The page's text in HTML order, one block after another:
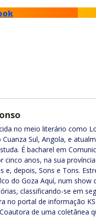
no meio literário como
Cuanza Sul, Angola, e
É bacharel em
cinco anos, na sua
e, depois, Sons e Tons.
do Goza Aquí, num
classificando-se em
no portal de informação
de uma coletânea